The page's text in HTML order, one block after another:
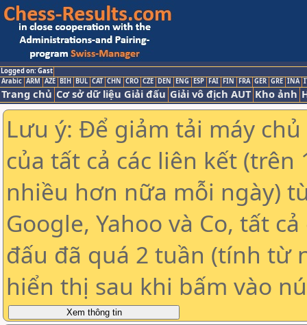
Logged on: Gast
Arabic ARM AZE BIH BUL CAT CHN CRO CZE DEN ENG ESP FAI FIN FRA GER GRE INA
Trang chủ Cơ sở dữ liệu Giải đấu Giải vô địch AUT Kho ảnh
Lưu ý: Để giảm tải máy
của tất cả các liên kết (trên
nhiều hơn nữa mỗi ngày)
Google, Yahoo và Co, tất
đấu đã quá 2 tuần (tính từ
hiển thị sau khi bấm vào